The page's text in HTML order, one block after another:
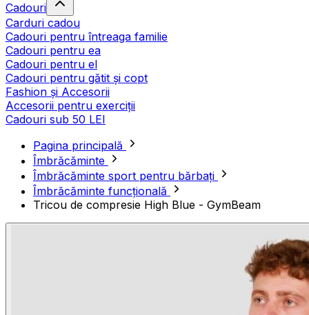
Cadouri
Carduri cadou
Cadouri pentru întreaga familie
Cadouri pentru ea
Cadouri pentru el
Cadouri pentru gătit și copt
Fashion și Accesorii
Accesorii pentru exerciții
Cadouri sub 50 LEI
Pagina principală
Îmbrăcăminte
Îmbrăcăminte sport pentru bărbați
Îmbrăcăminte funcțională
Tricou de compresie High Blue - GymBeam